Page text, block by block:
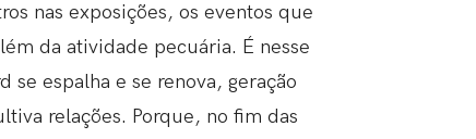
nas exposições, os eventos que
da atividade pecuária. É nesse
espalha e se renova, geração
relações. Porque, no fim das